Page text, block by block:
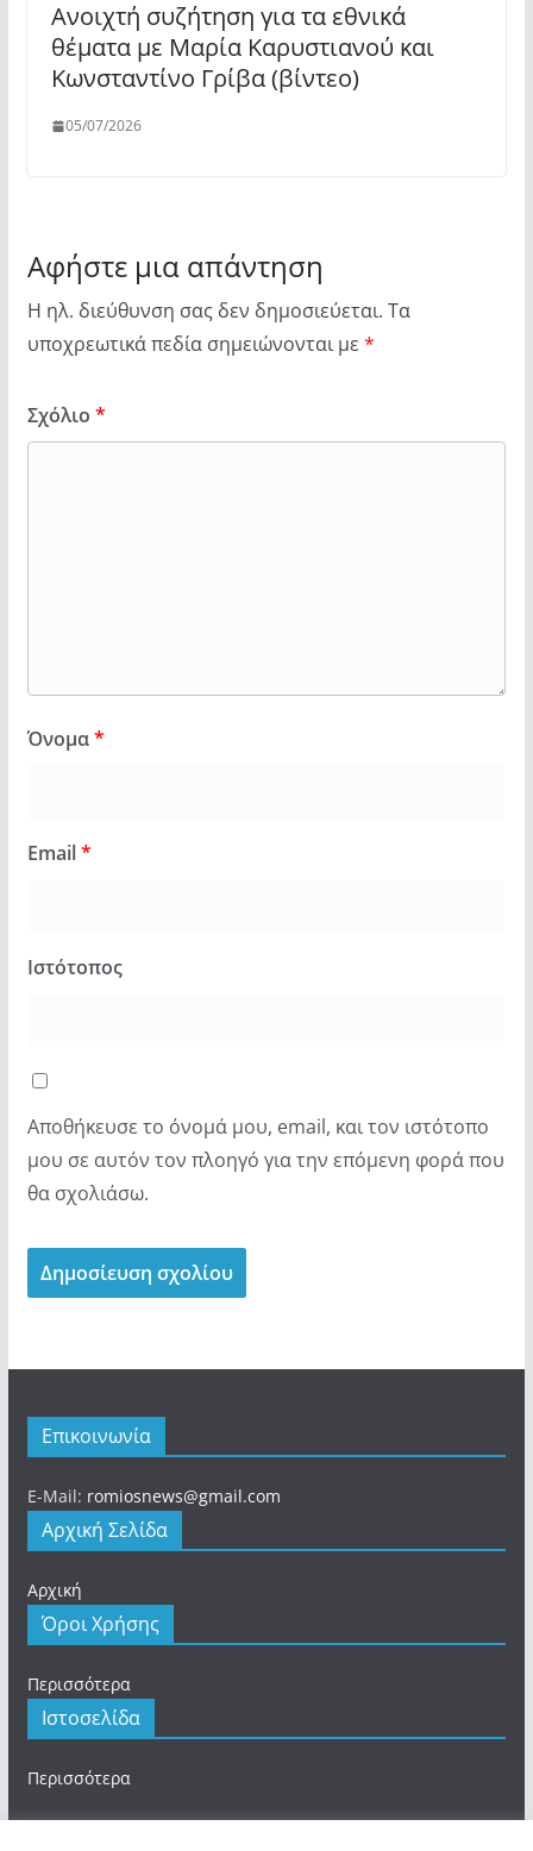
Ανοιχτή συζήτηση για τα εθνικά
θέματα με Μαρία Καρυστιανού και
Κωνσταντίνο Γρίβα (βίντεο)
05/07/2026
Αφήστε μια απάντηση
Η ηλ. διεύθυνση σας δεν δημοσιεύεται. Τα
υποχρεωτικά πεδία σημειώνονται με *
Σχόλιο *
Όνομα*
Email*
Ιστότοπος
Αποθήκευσε το όνομά μου, email, και τον ιστότοπο
μου σε αυτόν τον πλοηγό για την επόμενη φορά που
θα σχολιάσω.
Επικοινωνία
E-Mail: romiosnews@gmail.com
Αρχική Σελίδα
Αρχική
Όροι Χρήσης
Περισσότερα
Ιστοσελίδα
Περισσότερα